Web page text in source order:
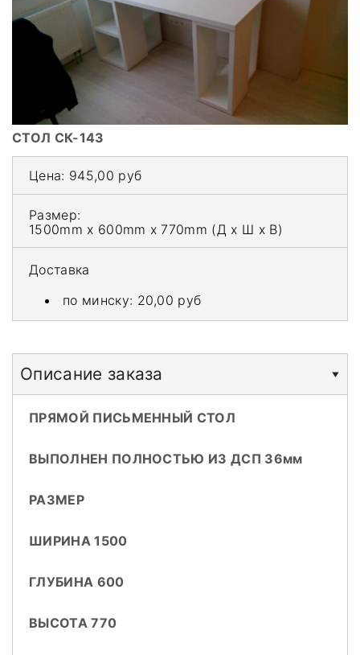
СТОЛ СК-143
Цена: 945,00 руб
Размер:
1500mm x 600mm x 770mm (Д x Ш x В)
Доставка
по минску: 20,00 руб
Описание заказа
ПРЯМОЙ ПИСЬМЕННЫЙ СТОЛ
ВЫПОЛНЕН ПОЛНОСТЬЮ ИЗ ДСП 36мм
РАЗМЕР
ШИРИНА 1500
ГЛУБИНА 600
ВЫСОТА 770